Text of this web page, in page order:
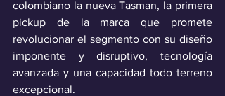
colombiano la nueva Tasman, la primera
pickup de la marca que promete
revolucionar el segmento con su diseño
imponente y disruptivo, tecnología
avanzada y una capacidad todo terreno
excepcional.